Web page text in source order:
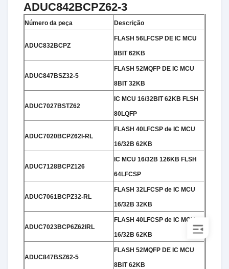
ADUC842BCPZ62-3
Número da peça Descrição
ADUC832BCPZ
FLASH 56LFCSP DE IC MCU
8BIT 62KB
ADUC847BSZ32-5
FLASH 52MQFP DE IC MCU
8BIT 32KB
ADUC7027BSTZ62
IC MCU 16/32BIT 62KB FLSH
80LQFP
ADUC7020BCPZ62I-RL
FLASH 40LFCSP de IC MCU
16/32B 62KB
ADUC7128BCPZ126
IC MCU 16/32B 126KB FLSH
64LFCSP
ADUC7061BCPZ32-RL
FLASH 32LFCSP de IC MCU
16/32B 32KB
ADUC7023BCP6Z62IRL
FLASH 40LFCSP de IC MCU
16/32B 62KB
ADUC847BSZ62-5
FLASH 52MQFP DE IC MCU
8BIT 62KB